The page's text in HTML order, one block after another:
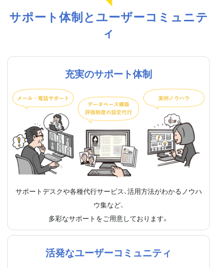
サポート体制とユーザーコミュニテ
ィ
充実のサポート体制
サポートデスクや各種代行サービス、活用方法がわかるノウハ
ウ集など、
多彩なサポートをご用意しております。
活発なユーザーコミュニティ